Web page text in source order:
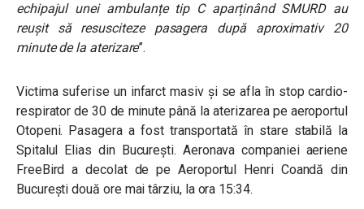
echipajul unei ambulanțe tip C aparținând SMURD au
reușit să resusciteze pasagera după aproximativ 20
minute de la aterizare”.
Victima suferise un infarct masiv și se afla în stop cardio-
respirator de 30 de minute până la aterizarea pe aeroportul
Otopeni. Pasagera a fost transportată în stare stabilă la
Spitalul Elias din București. Aeronava companiei aeriene
FreeBird a decolat de pe Aeroportul Henri Coandă din
București două ore mai târziu, la ora 15:34.